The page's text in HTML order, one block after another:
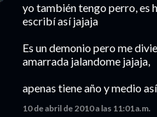
yo también tengo perro, es
escribí así jajaja
Es un demonio pero me
amarrada jalandome jajaja,
apenas tiene año y medio
10 de abril de 2010 a las 11:01 a.m.